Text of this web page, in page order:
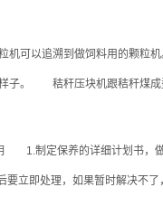
可以追溯到做饲料用的颗粒
子。 秸秆压块机跟秸秆煤成
1.制定保养的详细计划书
立即处理，如果暂时解决不了